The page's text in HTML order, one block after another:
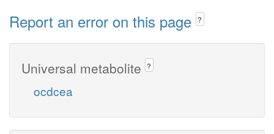
Report an error on this page ?
Universal metabolite ?
ocdcea